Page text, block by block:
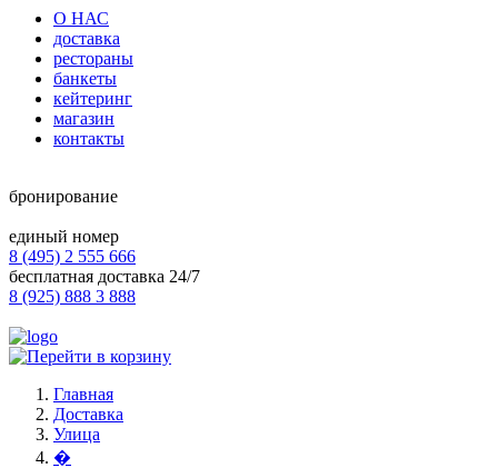
О НАС
доставка
рестораны
банкеты
кейтеринг
магазин
контакты
бронирование
единый номер
8 (495) 2 555 666
бесплатная доставка 24/7
8 (925) 888 3 888
Главная
Доставка
Улица
�